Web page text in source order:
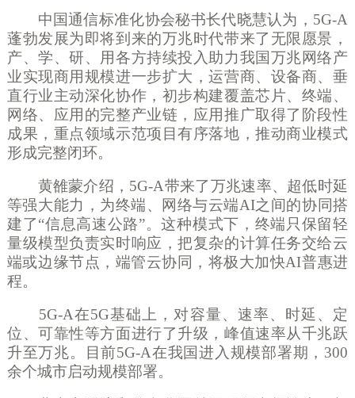
中国通信标准化协会秘书长代晓慧认为， 5G-A
蓬勃发展为即将到来的万兆时代带来了无限愿景，
产、学、研、用各方持续投入助力我国万兆网络产
业实现商用规模进一步扩大，运营商、设备商、垂
直行业主动深化协作，初步构建覆盖芯片、终端、
网络、应用的完整产业链，应用推广取得了阶段性
成果，重点领域示范项目有序落地，推动商业模式
形成完整闭环。
黄雒蒙介绍， 5G-A带来了万兆速率、超低时延
等强大能力，为终端、网络与云端AI之间的协同搭
建了“信息高速公路”。这种模式下，终端只保留轻
量级模型负责实时响应，把复杂的计算任务交给云
端或边缘节点，端管云协同，将极大加快AI普惠进
程。
5G-A在5G基础上，对容量、速率、时延、定
位、可靠性等方面进行了升级，峰值速率从千兆跃
升至万兆。目前5G-A在我国进入规模部署期，300
余个城市启动规模部署。